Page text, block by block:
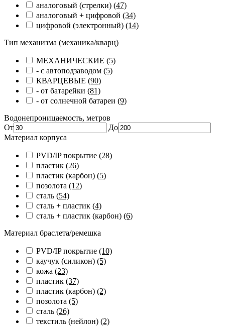
аналоговый (стрелки) (47)
аналоговый + цифровой (34)
цифровой (электронный) (14)
Тип механизма (механика/кварц)
МЕХАНИЧЕСКИЕ (5)
- с автоподзаводом (5)
КВАРЦЕВЫЕ (90)
- от батарейки (81)
- от солнечной батареи (9)
Водонепроницаемость, метров
От
До
Материал корпуса
PVD/IP покрытие (28)
пластик (26)
пластик (карбон) (5)
позолота (12)
сталь (54)
сталь + пластик (4)
сталь + пластик (карбон) (6)
Материал браслета/ремешка
PVD/IP покрытие (10)
каучук (силикон) (5)
кожа (23)
пластик (37)
пластик (карбон) (2)
позолота (5)
сталь (26)
текстиль (нейлон) (2)